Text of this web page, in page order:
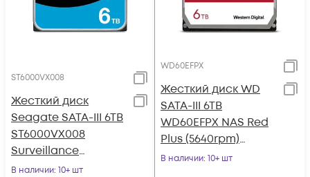
ST6000VX008
Жесткий диск
Seagate SATA-III 6TB
ST6000VX008
Surveillance
Skyhawk 4KN
В наличии: 10+ шт
WD60EFPX
Жесткий диск WD
SATA-III 6TB
WD60EFPX NAS Red
Plus (5640rpm)
256Mb 3.5"
В наличии: 10+ шт